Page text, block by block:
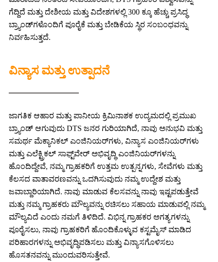
ಗೆದ್ದಿದೆ ಮತ್ತು ದೇಶೀಯ ಮತ್ತು ವಿದೇಶಗಳಲ್ಲಿ 300 ಕ್ಕೂ ಹೆಚ್ಚು ಪ್ರಸಿದ್ಧ
ಬ್ರ್ಯಾಂಡ್‌ಗಳೊಂದಿಗೆ ಪೂರೈಕೆ ಮತ್ತು ಬೇಡಿಕೆಯ ಸ್ಥಿರ ಸಂಬಂಧವನ್ನು
ನಿರ್ವಹಿಸುತ್ತದೆ.
ವಿನ್ಯಾಸ ಮತ್ತು ಉತ್ಪಾದನೆ
ಜಾಗತಿಕ ಆಹಾರ ಮತ್ತು ಪಾನೀಯ ಕ್ರಿಮಿನಾಶಕ ಉದ್ಯಮದಲ್ಲಿ ಪ್ರಮುಖ
ಬ್ರ್ಯಾಂಡ್ ಆಗುವುದು DTS ಜನರ ಗುರಿಯಾಗಿದೆ, ನಾವು ಅನುಭವಿ ಮತ್ತು
ಸಮರ್ಥ ಮೆಕ್ಯಾನಿಕಲ್ ಎಂಜಿನಿಯರ್‌ಗಳು, ವಿನ್ಯಾಸ ಎಂಜಿನಿಯರ್‌ಗಳು
ಮತ್ತು ಎಲೆಕ್ಟ್ರಿಕಲ್ ಸಾಫ್ಟ್‌ವೇರ್ ಅಭಿವೃದ್ಧಿ ಎಂಜಿನಿಯರ್‌ಗಳನ್ನು
ಹೊಂದಿದ್ದೇವೆ, ನಮ್ಮ ಗ್ರಾಹಕರಿಗೆ ಉತ್ತಮ ಉತ್ಪನ್ನಗಳು, ಸೇವೆಗಳು ಮತ್ತು
ಕೆಲಸದ ವಾತಾವರಣವನ್ನು ಒದಗಿಸುವುದು ನಮ್ಮ ಉದ್ದೇಶ ಮತ್ತು
ಜವಾಬ್ದಾರಿಯಾಗಿದೆ. ನಾವು ಮಾಡುವ ಕೆಲಸವನ್ನು ನಾವು ಇಷ್ಟಪಡುತ್ತೇವೆ
ಮತ್ತು ನಮ್ಮ ಗ್ರಾಹಕರು ಮೌಲ್ಯವನ್ನು ರಚಿಸಲು ಸಹಾಯ ಮಾಡುವಲ್ಲಿ ನಮ್ಮ
ಮೌಲ್ಯವಿದೆ ಎಂದು ನಮಗೆ ತಿಳಿದಿದೆ. ವಿಭಿನ್ನ ಗ್ರಾಹಕರ ಅಗತ್ಯಗಳನ್ನು
ಪೂರೈಸಲು, ನಾವು ಗ್ರಾಹಕರಿಗೆ ಹೊಂದಿಕೊಳ್ಳುವ ಕಸ್ಟಮೈಸ್ ಮಾಡಿದ
ಪರಿಹಾರಗಳನ್ನು ಅಭಿವೃದ್ಧಿಪಡಿಸಲು ಮತ್ತು ವಿನ್ಯಾಸಗೊಳಿಸಲು
ಹೊಸತನವನ್ನು ಮುಂದುವರಿಸುತ್ತೇವೆ.